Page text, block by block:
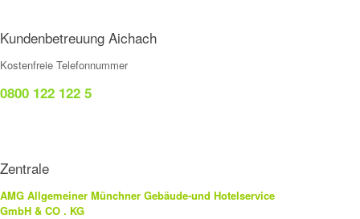
Kundenbetreuung Aichach
Kostenfreie Telefonnummer
0800 122 122 5
Zentrale
AMG Allgemeiner Münchner Gebäude-und Hotelservice
GmbH & CO . KG